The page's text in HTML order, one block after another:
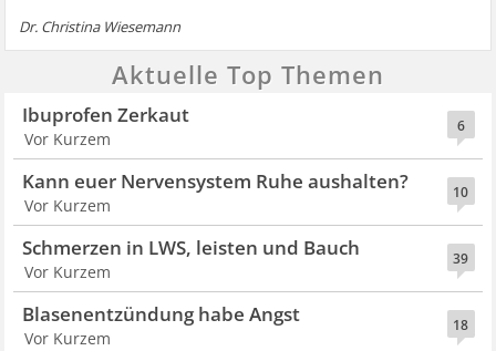
Dr. Christina Wiesemann
Aktuelle Top Themen
6
Ibuprofen Zerkaut
Vor Kurzem
10
Kann euer Nervensystem Ruhe aushalten?
Vor Kurzem
39
Schmerzen in LWS, leisten und Bauch
Vor Kurzem
18
Blasenentzündung habe Angst
Vor Kurzem